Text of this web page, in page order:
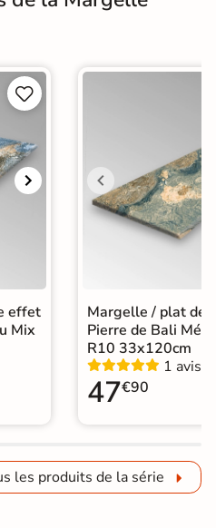


effet
Mix
Margelle / plat de
Pierre de Bali
R10 33x120cm
1 avis
47€90
les produits de la série